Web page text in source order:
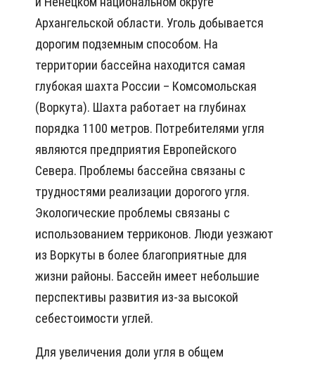
Архангельской области. Уголь добывается
дорогим подземным способом. На
территории бассейна находится самая
глубокая шахта России – Комсомольская
(Воркута). Шахта работает на глубинах
порядка 1100 метров. Потребителями угля
являются предприятия Европейского
Севера. Проблемы бассейна связаны с
трудностями реализации дорогого угля.
Экологические проблемы связаны с
использованием терриконов. Люди уезжают
из Воркуты в более благоприятные для
жизни районы. Бассейн имеет небольшие
перспективы развития из-за высокой
себестоимости углей.
Для увеличения доли угля в общем